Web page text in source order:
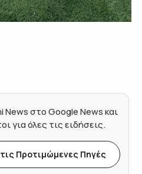
στο Google News και
για όλες τις ειδήσεις.
Προτιμώμενες Πηγές